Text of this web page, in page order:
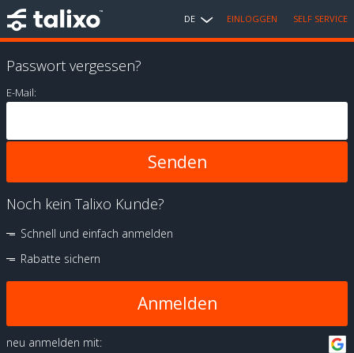
DE EINLOGGEN SELF SERVICE
Passwort vergessen?
E-Mail:
Noch kein Talixo Kunde?
Schnell und einfach anmelden
Rabatte sichern
Anmelden
neu anmelden mit: